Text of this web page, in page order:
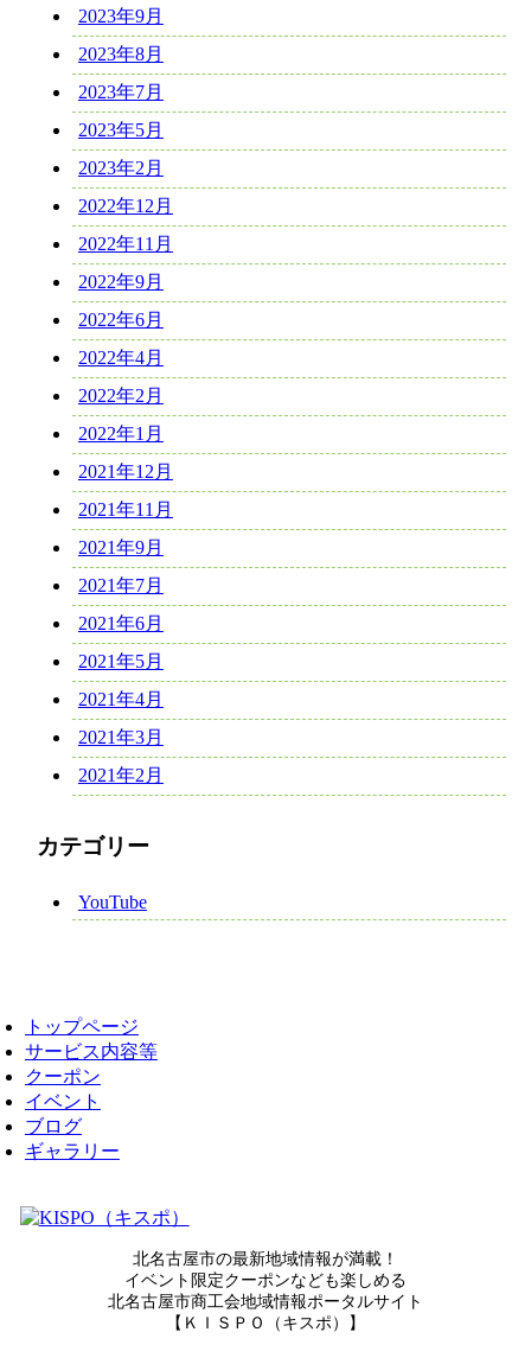
2023年9月
2023年8月
2023年7月
2023年5月
2023年2月
2022年12月
2022年11月
2022年9月
2022年6月
2022年4月
2022年2月
2022年1月
2021年12月
2021年11月
2021年9月
2021年7月
2021年6月
2021年5月
2021年4月
2021年3月
2021年2月
カテゴリー
YouTube
トップページ
サービス内容等
クーポン
イベント
ブログ
ギャラリー
北名古屋市の最新地域情報が満載！
イベント限定クーポンなども楽しめる
北名古屋市商工会地域情報ポータルサイト
【ＫＩＳＰＯ（キスポ）】